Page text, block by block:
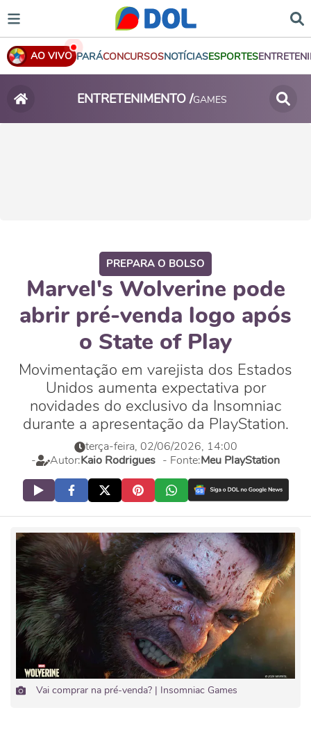
AO VIVO PARÁCONCURSOSNOTÍCIASESPORTES
ENTRETENIMENTO /GAMES
PREPARA O BOLSO
Marvel's Wolverine pode
abrir pré-venda logo após
o State of Play
Movimentação em varejista dos Estados
Unidos aumenta expectativa por
novidades do exclusivo da Insomniac
durante a apresentação da PlayStation.
terça-feira, 02/06/2026, 14:00
-
Autor:Kaio Rodrigues - Fonte:Meu PlayStation
Vai comprar na pré-venda? | Insomniac Games